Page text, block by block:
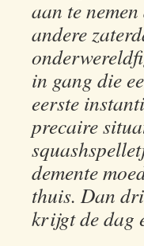
aan te
andere
in gang die
eerste
precaire
demente
thuis. Dan
krijgt de dag